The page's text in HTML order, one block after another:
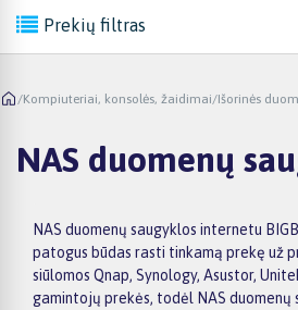
Prekių filtras
/Kompiuteriai, konsolės, žaidimai/Išorinės
NAS duomenų
NAS duomenų saugyklos internetu
patogus būdas rasti tinkamą prekę už
siūlomos Qnap, Synology, Asustor,
gamintojų prekės, todėl NAS duomenų